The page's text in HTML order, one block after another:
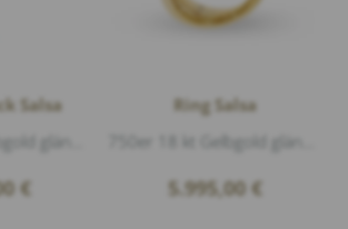
Salsa
€
Ring Salsa
5.995,00 €